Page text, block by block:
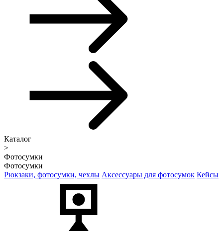
Каталог
>
Фотосумки
Фотосумки
Рюкзаки, фотосумки, чехлы Аксессуары для фотосумок Кейсы